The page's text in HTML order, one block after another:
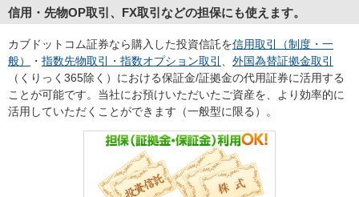
信用・先物OP取引、FX取引などの担保にも使えます。
カブドットコム証券なら購入した投資信託を信用取引（制度・一
般）
・ 指数先物取引・指数オプション取引
外国為替証拠金取引
（くりっく365除く）における保証金/証拠金の代用証券に活用する
ことが可能です。当社にお預けいただいたご資産を、より効率的に
活用していただくことができます（一般型に限る）。